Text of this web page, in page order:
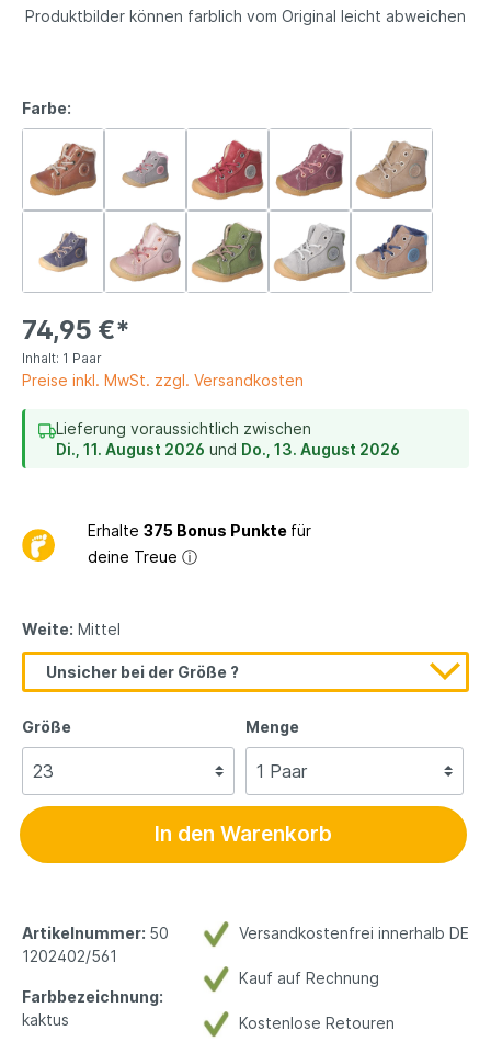
Produktbilder können farblich vom Original leicht abweichen
Farbe:
74,95 €*
Inhalt: 1 Paar
Preise inkl. MwSt. zzgl. Versandkosten
Lieferung voraussichtlich zwischen
Di., 11. August 2026 und Do., 13. August 2026
Erhalte 375 Bonus Punkte für
deine Treue ⓘ
Weite: Mittel
Unsicher bei der Größe ?
Größe Menge
In den Warenkorb
Versandkostenfrei innerhalb DE
Kauf auf Rechnung
Kostenlose Retouren
Artikelnummer: 50
1202402/561
Farbbezeichnung:
kaktus